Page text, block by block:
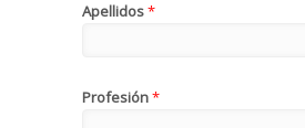
Apellidos*
Profesión*